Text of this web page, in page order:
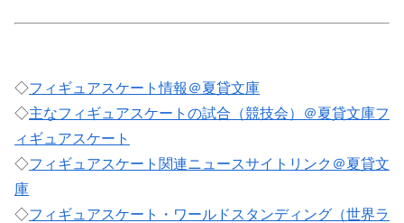
◇フィギュアスケート情報＠夏貸文庫
◇主なフィギュアスケートの試合（競技会）＠夏貸文庫フ
ィギュアスケート
◇フィギュアスケート関連ニュースサイトリンク＠夏貸文
庫
◇フィギュアスケート・ワールドスタンディング（世界ラ